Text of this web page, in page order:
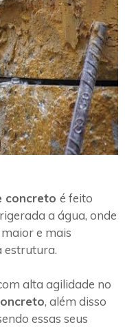
concreto é feito
a água, onde
e mais
estrutura.
alta agilidade no
, além disso
essas seus